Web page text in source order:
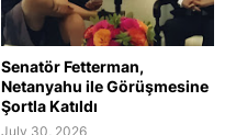
Senatör Fetterman,
Netanyahu ile Görüşmesine
Şortla Katıldı
July 30, 2026